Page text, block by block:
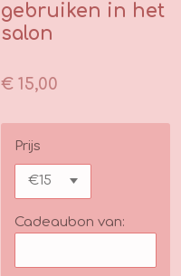
gebruiken in het
salon
€ 15,00
Prijs
Cadeaubon van: